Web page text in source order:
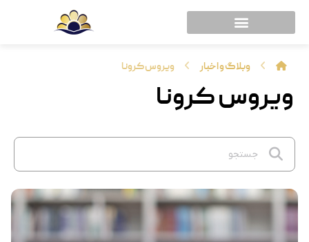
وبلاگ و اخبار ویروس کرونا
ویروس کرونا